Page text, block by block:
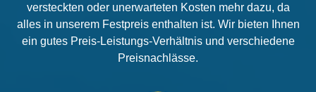
versteckten oder unerwarteten Kosten mehr dazu, da
alles in unserem Festpreis enthalten ist. Wir bieten Ihnen
ein gutes Preis-Leistungs-Verhältnis und verschiedene
Preisnachlässe.